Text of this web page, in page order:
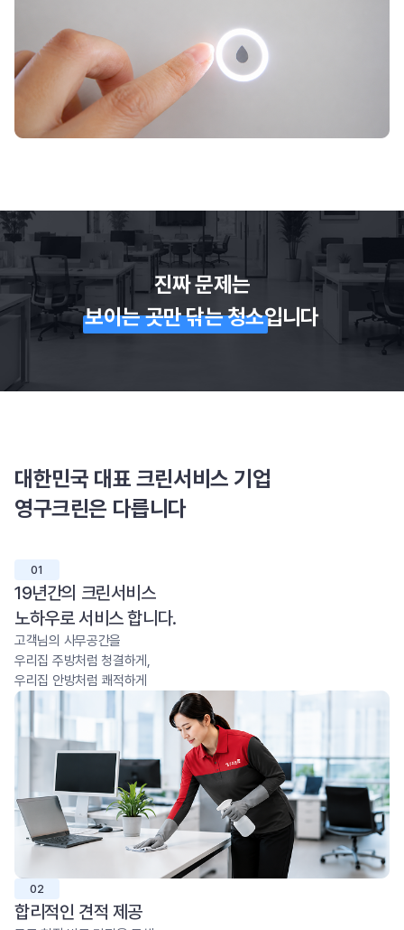
진짜 문제는
보이는 곳만 닦는 청소입니다
대한민국 대표 크린서비스 기업
영구크린은 다릅니다
01
19년간의 크린서비스
노하우로 서비스 합니다.
고객님의 사무공간을
우리집 주방처럼 청결하게,
우리집 안방처럼 쾌적하게
02
합리적인 견적 제공